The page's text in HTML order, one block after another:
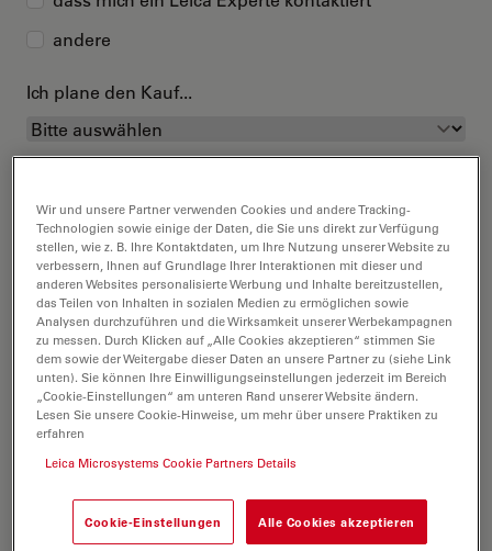
andere
Ich plane den Kauf...
Das bin ich
Akademischer Grad
Vorname
Nachname
Wir und unsere Partner verwenden Cookies und andere Tracking-
Technologien sowie einige der Daten, die Sie uns direkt zur Verfügung
stellen, wie z. B. Ihre Kontaktdaten, um Ihre Nutzung unserer Website zu
verbessern, Ihnen auf Grundlage Ihrer Interaktionen mit dieser und
anderen Websites personalisierte Werbung und Inhalte bereitzustellen,
das Teilen von Inhalten in sozialen Medien zu ermöglichen sowie
Analysen durchzuführen und die Wirksamkeit unserer Werbekampagnen
zu messen. Durch Klicken auf „Alle Cookies akzeptieren“ stimmen Sie
dem sowie der Weitergabe dieser Daten an unsere Partner zu (siehe Link
unten). Sie können Ihre Einwilligungseinstellungen jederzeit im Bereich
„Cookie-Einstellungen“ am unteren Rand unserer Website ändern.
Lesen Sie unsere Cookie-Hinweise, um mehr über unsere Praktiken zu
erfahren
Leica Microsystems Cookie Partners Details
Cookie-Einstellungen Alle Cookies akzeptieren